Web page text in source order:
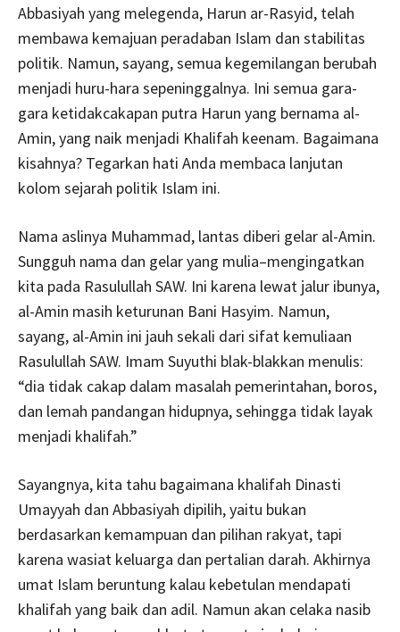
Abbasiyah yang melegenda, Harun ar-Rasyid, telah
membawa kemajuan peradaban Islam dan stabilitas
politik. Namun, sayang, semua kegemilangan berubah
menjadi huru-hara sepeninggalnya. Ini semua gara-
gara ketidakcakapan putra Harun yang bernama al-
Amin, yang naik menjadi Khalifah keenam. Bagaimana
kisahnya? Tegarkan hati Anda membaca lanjutan
kolom sejarah politik Islam ini.
Nama aslinya Muhammad, lantas diberi gelar al-Amin.
Sungguh nama dan gelar yang mulia–mengingatkan
kita pada Rasulullah SAW. Ini karena lewat jalur ibunya,
al-Amin masih keturunan Bani Hasyim. Namun,
sayang, al-Amin ini jauh sekali dari sifat kemuliaan
Rasulullah SAW. Imam Suyuthi blak-blakkan menulis:
“dia tidak cakap dalam masalah pemerintahan, boros,
dan lemah pandangan hidupnya, sehingga tidak layak
menjadi khalifah.”
Sayangnya, kita tahu bagaimana khalifah Dinasti
Umayyah dan Abbasiyah dipilih, yaitu bukan
berdasarkan kemampuan dan pilihan rakyat, tapi
karena wasiat keluarga dan pertalian darah. Akhirnya
umat Islam beruntung kalau kebetulan mendapati
khalifah yang baik dan adil. Namun akan celaka nasib